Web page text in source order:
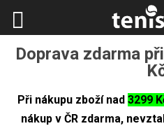
Doprava zdarma
Při nákupu zboží nad 3299
nákup v ČR zdarma,